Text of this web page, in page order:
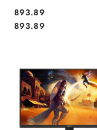
Cena:
893.89
Cena:
893.89